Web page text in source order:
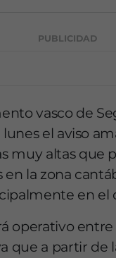
PUBLICIDAD
vasco de
el aviso
muy altas que
en la zona
en el
operativo entre
que a partir de